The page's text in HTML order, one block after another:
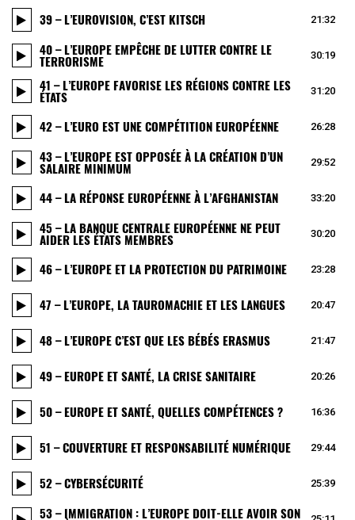
39 – L’EUROVISION, C’EST KITSCH 21:32
40 – L’EUROPE EMPÊCHE DE LUTTER CONTRE LE
TERRORISME 30:19
41 – L’EUROPE FAVORISE LES RÉGIONS CONTRE LES
ÉTATS 31:20
42 – L’EURO EST UNE COMPÉTITION EUROPÉENNE 26:28
43 – L’EUROPE EST OPPOSÉE À LA CRÉATION D’UN
SALAIRE MINIMUM 29:52
44 – LA RÉPONSE EUROPÉENNE À L’AFGHANISTAN 33:20
45 – LA BANQUE CENTRALE EUROPÉENNE NE PEUT
AIDER LES ÉTATS MEMBRES 30:20
46 – L’EUROPE ET LA PROTECTION DU PATRIMOINE 23:28
47 – L’EUROPE, LA TAUROMACHIE ET LES LANGUES 20:47
48 – L’EUROPE C’EST QUE LES BÉBÉS ERASMUS 21:47
49 – EUROPE ET SANTÉ, LA CRISE SANITAIRE 20:26
50 – EUROPE ET SANTÉ, QUELLES COMPÉTENCES ? 16:36
51 – COUVERTURE ET RESPONSABILITÉ NUMÉRIQUE 29:44
52 – CYBERSÉCURITÉ 25:39
53 – IMMIGRATION : L’EUROPE DOIT-ELLE AVOIR SON